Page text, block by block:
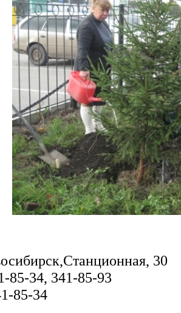
30
85-34, 341-85-93
85-34